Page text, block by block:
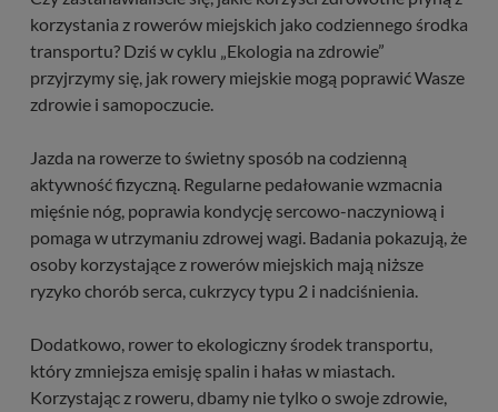
korzystania z rowerów miejskich jako codziennego środka
transportu? Dziś w cyklu „Ekologia na zdrowie”
przyjrzymy się, jak rowery miejskie mogą poprawić Wasze
zdrowie i samopoczucie.
Jazda na rowerze to świetny sposób na codzienną
aktywność fizyczną. Regularne pedałowanie wzmacnia
mięśnie nóg, poprawia kondycję sercowo-naczyniową i
pomaga w utrzymaniu zdrowej wagi. Badania pokazują, że
osoby korzystające z rowerów miejskich mają niższe
ryzyko chorób serca, cukrzycy typu 2 i nadciśnienia.
Dodatkowo, rower to ekologiczny środek transportu,
który zmniejsza emisję spalin i hałas w miastach.
Korzystając z roweru, dbamy nie tylko o swoje zdrowie,